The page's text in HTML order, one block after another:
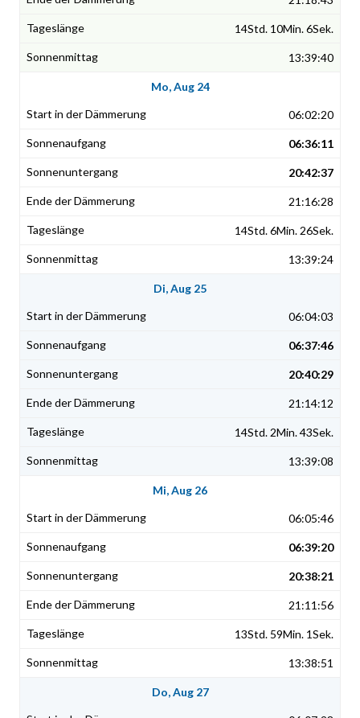
14Std. 10Min. 6Sek.
13:39:40
Mo, Aug 24
06:02:20
06:36:11
20:42:37
21:16:28
14Std. 6Min. 26Sek.
13:39:24
Di, Aug 25
06:04:03
06:37:46
20:40:29
21:14:12
14Std. 2Min. 43Sek.
13:39:08
Mi, Aug 26
06:05:46
06:39:20
20:38:21
21:11:56
13Std. 59Min. 1Sek.
13:38:51
Do, Aug 27